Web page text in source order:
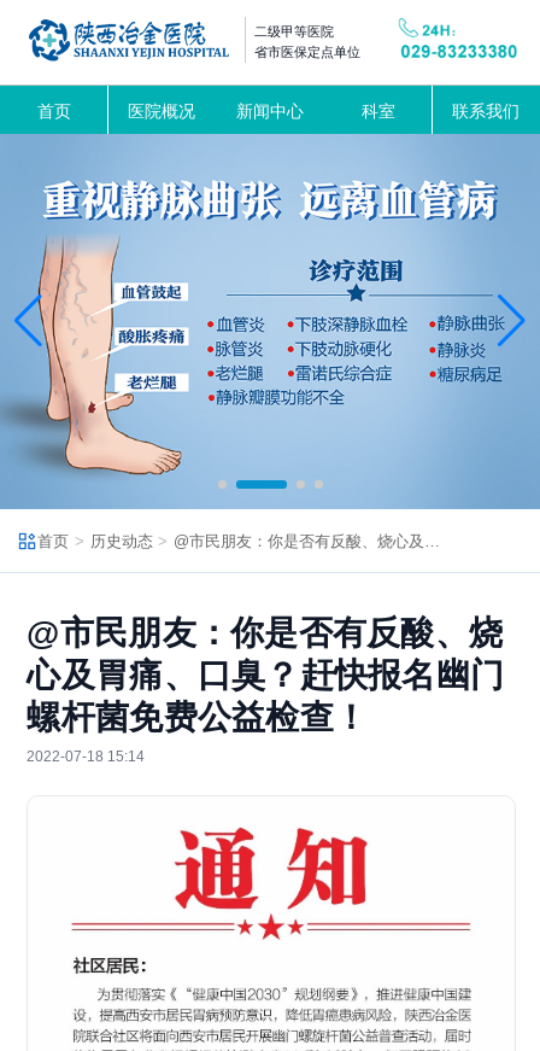
二级甲等医院
省市医保定点单位
首页 医院概况 新闻中心 科室 联系我们
首页 历史动态
@市民朋友：你是否有反酸、烧
心及胃痛、口臭？赶快报名幽门
螺杆菌免费公益检查！
2022-07-18 15:14